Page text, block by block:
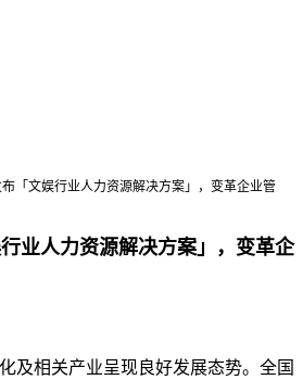
「文娱行业人力资源解决方案」，变革企业管
业人力资源解决方案」，变革企
及相关产业呈现良好发展态势。全国